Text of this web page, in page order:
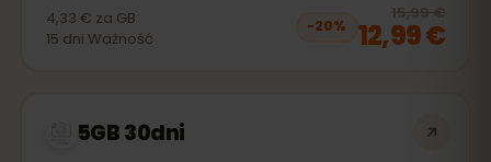
4,33 € za GB
15 dni Ważność
−20%
15,99 €
12,99 €
5GB 30dni